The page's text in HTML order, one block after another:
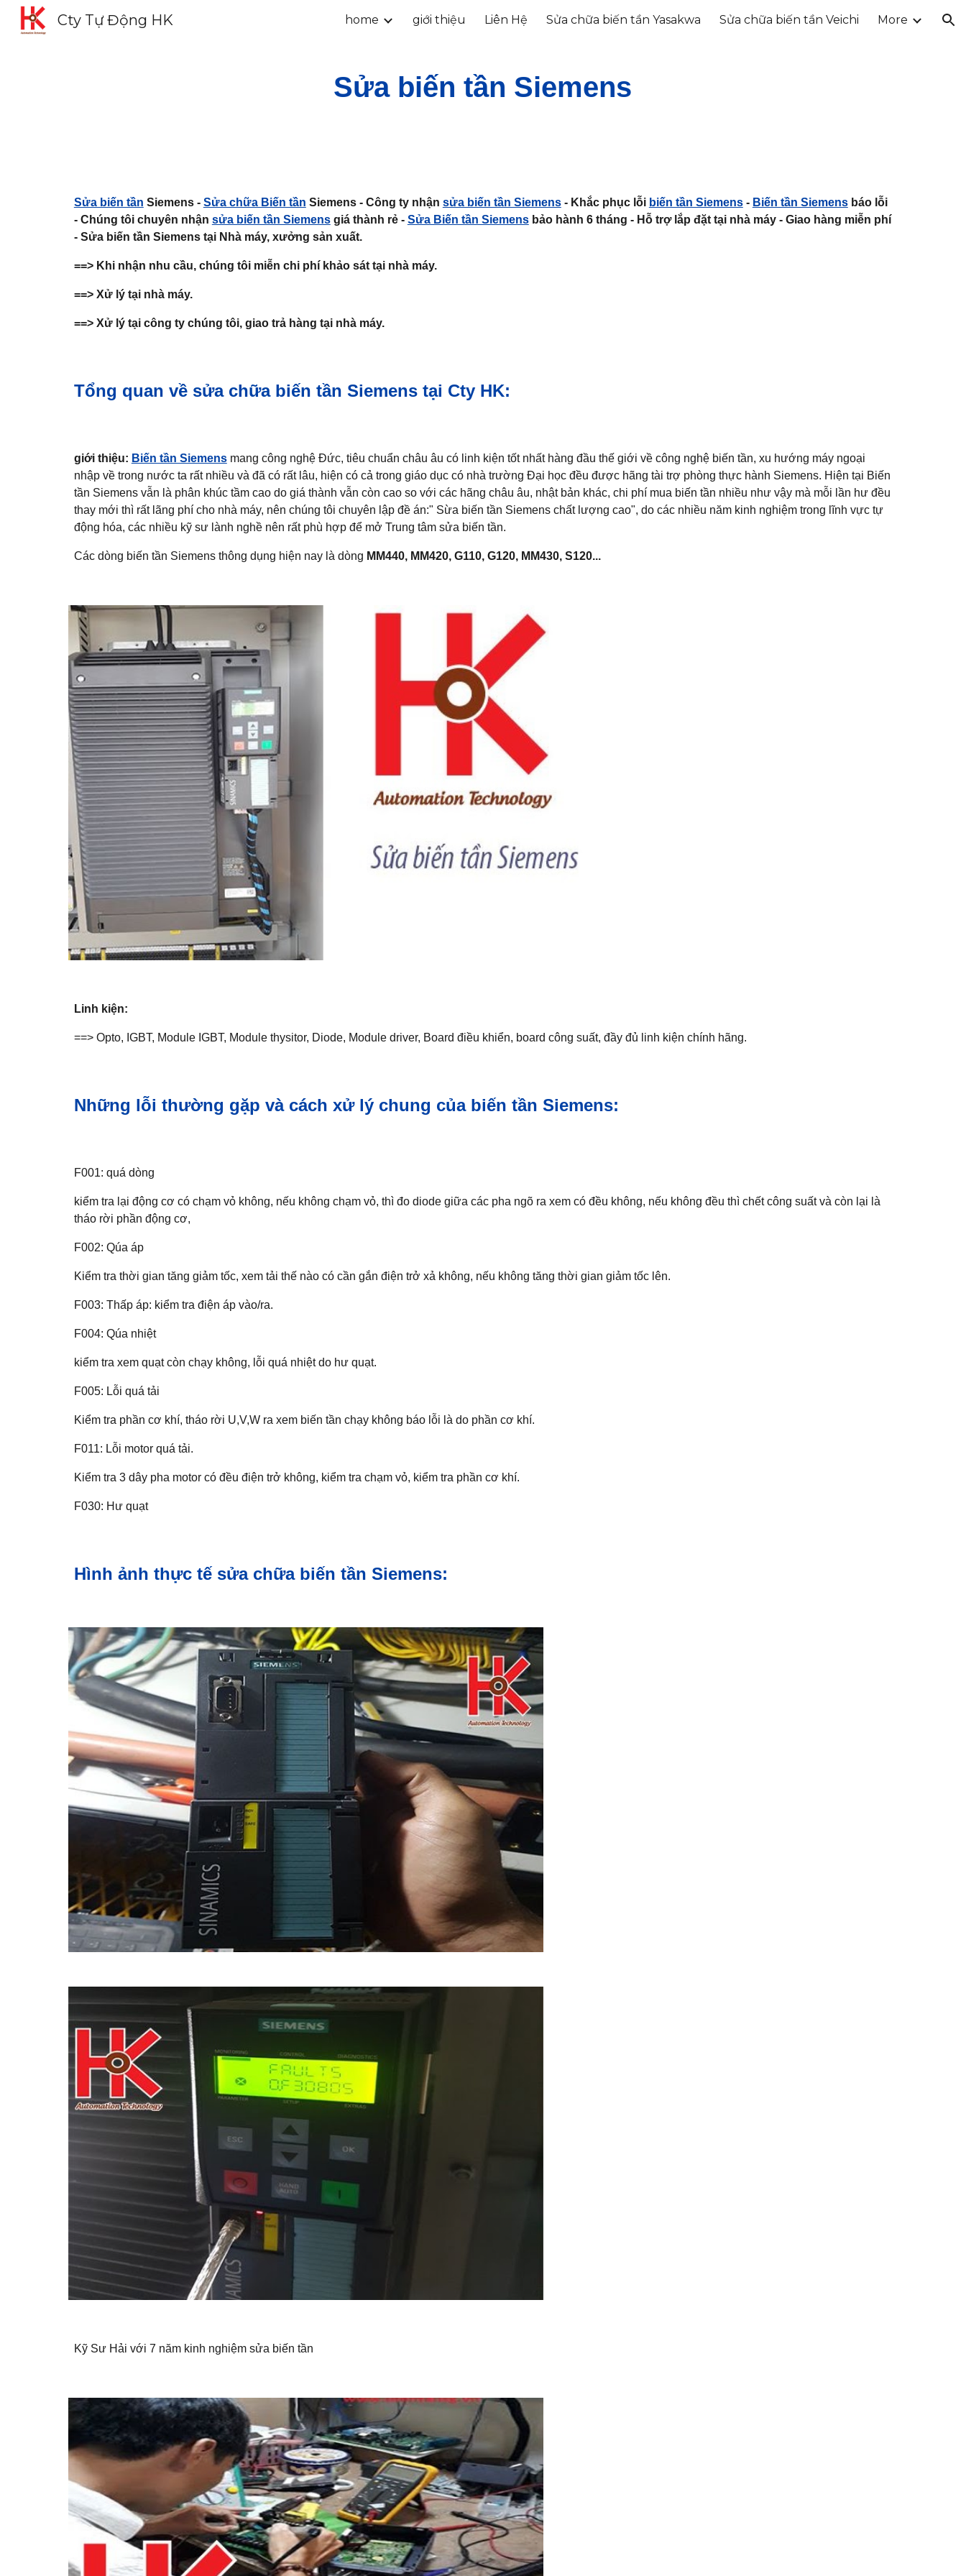
Skip to main content Skip to navigation
Cty Tự Động HK home giới thiệu Liên Hệ Sửa chữa biến tần Yasakwa Sửa chữa biến tần Veichi More
Sửa biến tần Siemens
Sửa biến tần Siemens - Sửa chữa Biến tần Siemens - Công ty nhận sửa biến tần Siemens- Khắc phục lỗi biến tần Siemens- Biến tần Siemensbáo lỗi
- Chúng tôi chuyên nhận sửa biến tần Siemensgiá thành rẻ - Sửa Biến tần Siemensbảo hành 6 tháng - Hỗ trợ lắp đặt tại nhà máy - Giao hàng miễn phí
- Sửa biến tần Siemens tại Nhà máy, xưởng sản xuất.
==> Khi nhận nhu cầu, chúng tôi miễn chi phí khảo sát tại nhà máy.
==> Xử lý tại nhà máy.
==> Xử lý tại công ty chúng tôi, giao trả hàng tại nhà máy.
Tổng quan về sửa chữa biến tần Siemens tại Cty HK:
giới thiệu: Biến tần Siemens mang công nghệ Đức, tiêu chuẩn châu âu có linh kiện tốt nhất hàng đầu thế giới về công nghệ biến tần, xu hướng máy ngoại
nhập về trong nước ta rất nhiều và đã có rất lâu, hiện có cả trong giáo dục có nhà trường Đại học đều được hãng tài trợ phòng thực hành Siemens. Hiện tại Biến
tần Siemens vẫn là phân khúc tầm cao do giá thành vẫn còn cao so với các hãng châu âu, nhật bản khác, chi phí mua biến tần nhiều như vậy mà mỗi lần hư đều
thay mới thì rất lãng phí cho nhà máy, nên chúng tôi chuyên lập đề án:" Sừa biến tần Siemens chất lượng cao", do các nhiều năm kinh nghiệm trong lĩnh vực tự
động hóa, các nhiều kỹ sư lành nghề nên rất phù hợp để mở Trung tâm sửa biến tần.
Các dòng biến tần Siemens thông dụng hiện nay là dòng MM440, MM420, G110, G120, MM430, S120...
Linh kiện:
==> Opto, IGBT, Module IGBT, Module thysitor, Diode, Module driver, Board điều khiển, board công suất, đầy đủ linh kiện chính hãng.
Những lỗi thường gặp và cách xử lý chung của biến tần Siemens:
F001: quá dòng
kiểm tra lại động cơ có chạm vỏ không, nếu không chạm vỏ, thì đo diode giữa các pha ngõ ra xem có đều không, nếu không đều thì chết công suất và còn lại là
tháo rời phần động cơ,
F002: Qúa áp
Kiểm tra thời gian tăng giảm tốc, xem tải thế nào có cần gắn điện trở xả không, nếu không tăng thời gian giảm tốc lên.
F003: Thấp áp: kiểm tra điện áp vào/ra.
F004: Qúa nhiệt
kiểm tra xem quạt còn chạy không, lỗi quá nhiệt do hư quạt.
F005: Lỗi quá tải
Kiểm tra phần cơ khí, tháo rời U,V,W ra xem biến tần chạy không báo lỗi là do phần cơ khí.
F011: Lỗi motor quá tải.
Kiểm tra 3 dây pha motor có đều điện trở không, kiểm tra chạm vỏ, kiểm tra phần cơ khí.
F030: Hư quạt
Hình ảnh thực tế sửa chữa biến tần Siemens:
Kỹ Sư Hải với 7 năm kinh nghiệm sửa biến tần